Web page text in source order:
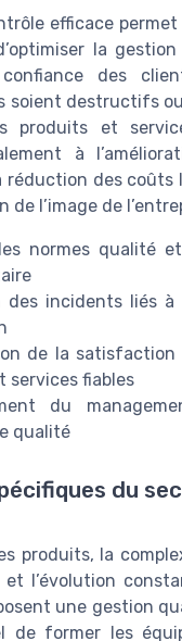
efficace
la
des
soient destructifs
produits et
à
réduction des
de l’image de
normes qualité
des incidents liés
de la
services fiables
du
qualité
du
produits, la
l’évolution
une gestion
de former les